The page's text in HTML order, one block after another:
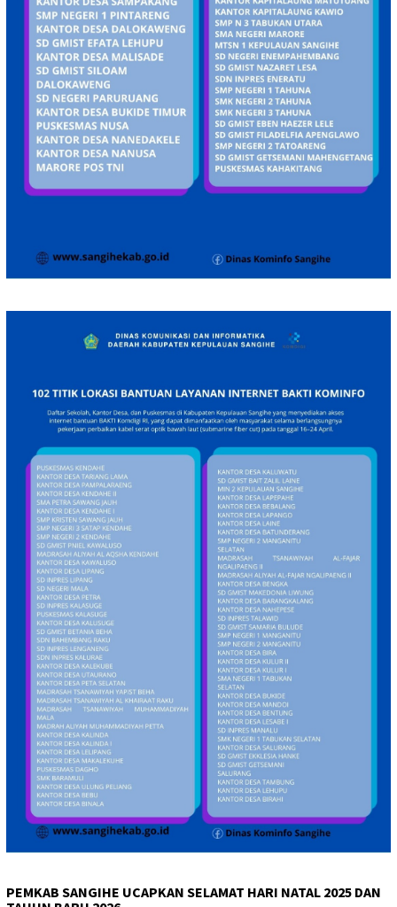
PEMKAB SANGIHE UCAPKAN SELAMAT HARI NATAL 2025 DAN